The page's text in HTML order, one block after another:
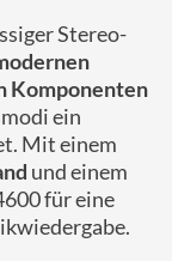
Stereo-
Komponenten
ein
Mit einem
und einem
für eine